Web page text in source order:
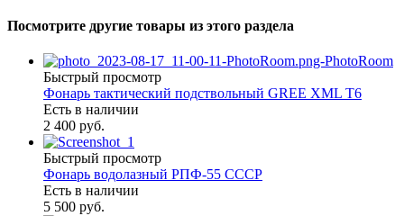
Посмотрите другие товары из этого раздела
Быстрый просмотр
Фонарь тактический подствольный GREE XML T6
Есть в наличии
2 400 руб.
Быстрый просмотр
Фонарь водолазный РПФ-55 СССР
Есть в наличии
5 500 руб.